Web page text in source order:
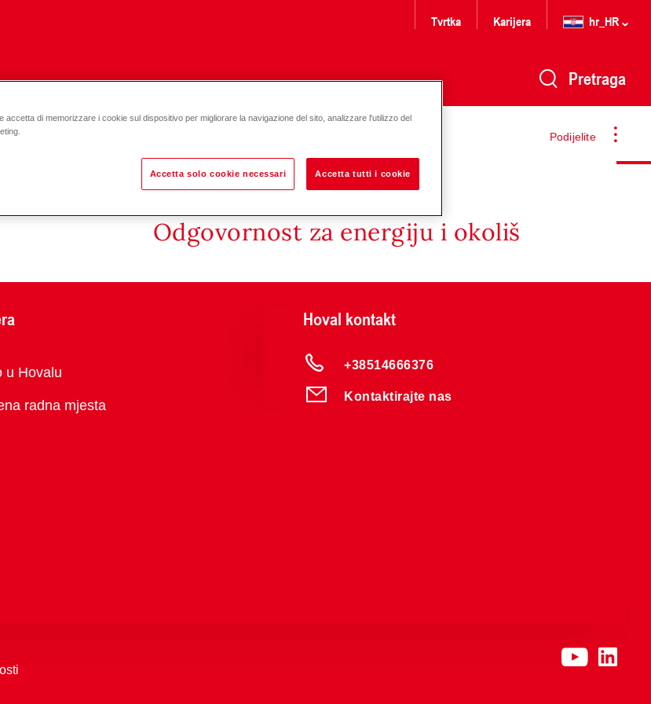
Tvrtka Karijera hr_HR
Pretraga
Podijelite
Odgovornost za energiju i okoliš
u Hovalu
radna mjesta
Hoval kontakt
+38514666376
Kontaktirajte nas
accetta di memorizzare i cookie sul dispositivo per migliorare la navigazione del sito, analizzare l'utilizzo del
Accetta solo cookie necessari Accetta tutti i cookie